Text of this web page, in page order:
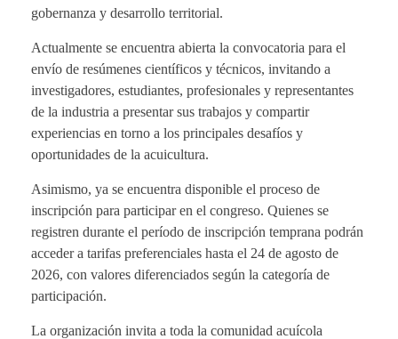
gobernanza y desarrollo territorial.
Actualmente se encuentra abierta la convocatoria para el
envío de resúmenes científicos y técnicos, invitando a
investigadores, estudiantes, profesionales y representantes
de la industria a presentar sus trabajos y compartir
experiencias en torno a los principales desafíos y
oportunidades de la acuicultura.
Asimismo, ya se encuentra disponible el proceso de
inscripción para participar en el congreso. Quienes se
registren durante el período de inscripción temprana podrán
acceder a tarifas preferenciales hasta el 24 de agosto de
2026, con valores diferenciados según la categoría de
participación.
La organización invita a toda la comunidad acuícola